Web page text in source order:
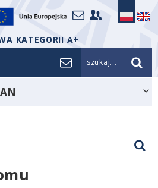
KATEGORII A+
szukaj...